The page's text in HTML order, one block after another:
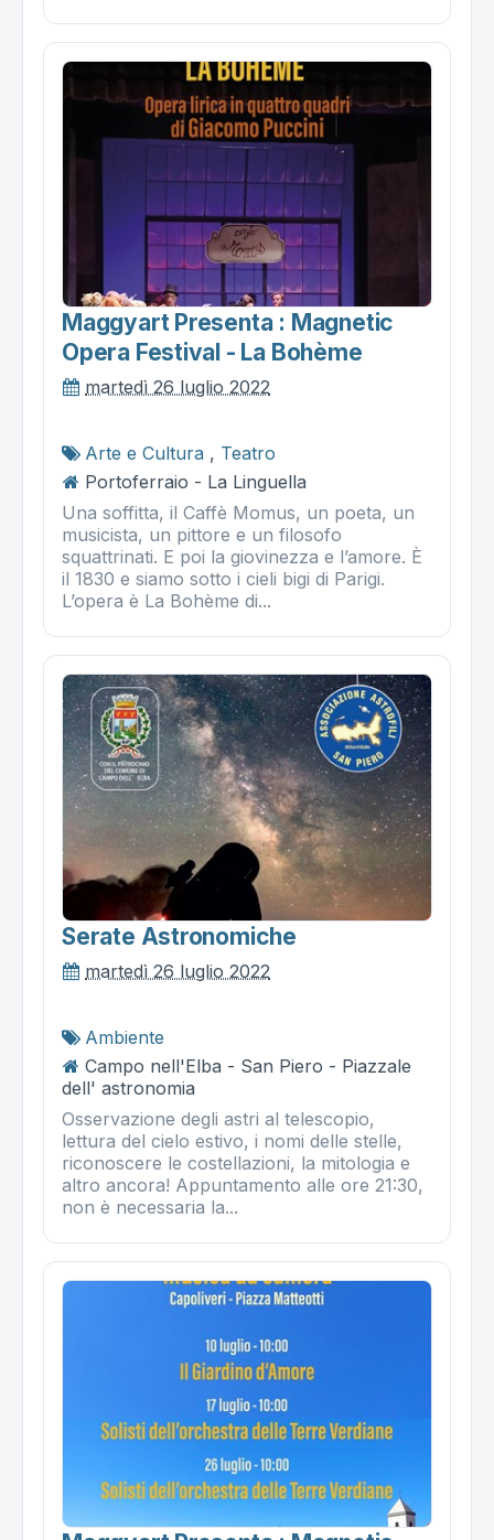
Maggyart Presenta : Magnetic
Opera Festival - La Bohème
martedì 26 luglio 2022
Arte e Cultura , Teatro
Portoferraio - La Linguella
Una soffitta, il Caffè Momus, un poeta, un
musicista, un pittore e un filosofo
squattrinati. E poi la giovinezza e l’amore. È
il 1830 e siamo sotto i cieli bigi di Parigi.
L’opera è La Bohème di...
Serate Astronomiche
martedì 26 luglio 2022
Ambiente
Campo nell'Elba - San Piero - Piazzale
dell' astronomia
Osservazione degli astri al telescopio,
lettura del cielo estivo, i nomi delle stelle,
riconoscere le costellazioni, la mitologia e
altro ancora! Appuntamento alle ore 21:30,
non è necessaria la...